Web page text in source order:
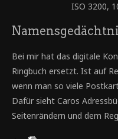
ISO 3200,
Bei mir hat das digitale
Ringbuch ersetzt. Ist auf
wenn man so viele
Dafür sieht Caros
Seitenrändern und dem